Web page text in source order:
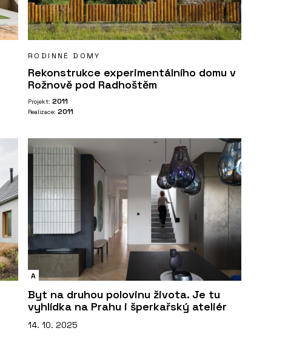
RODINNÉ DOMY
Rekonstrukce experimentálního domu v
Rožnově pod Radhoštěm
Projekt: 2011
Realizace: 2011
A
Byt na druhou polovinu života. Je tu
vyhlídka na Prahu i šperkařský ateliér
14. 10. 2025